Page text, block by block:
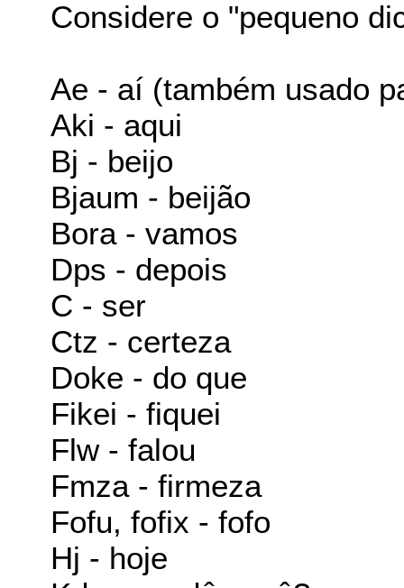
Considere o "pequeno
Ae - aí (também usado
Aki - aqui
Bj - beijo
Bjaum - beijão
Bora - vamos
Dps - depois
C - ser
Ctz - certeza
Doke - do que
Fikei - fiquei
Flw - falou
Fmza - firmeza
Fofu, fofix - fofo
Hj - hoje